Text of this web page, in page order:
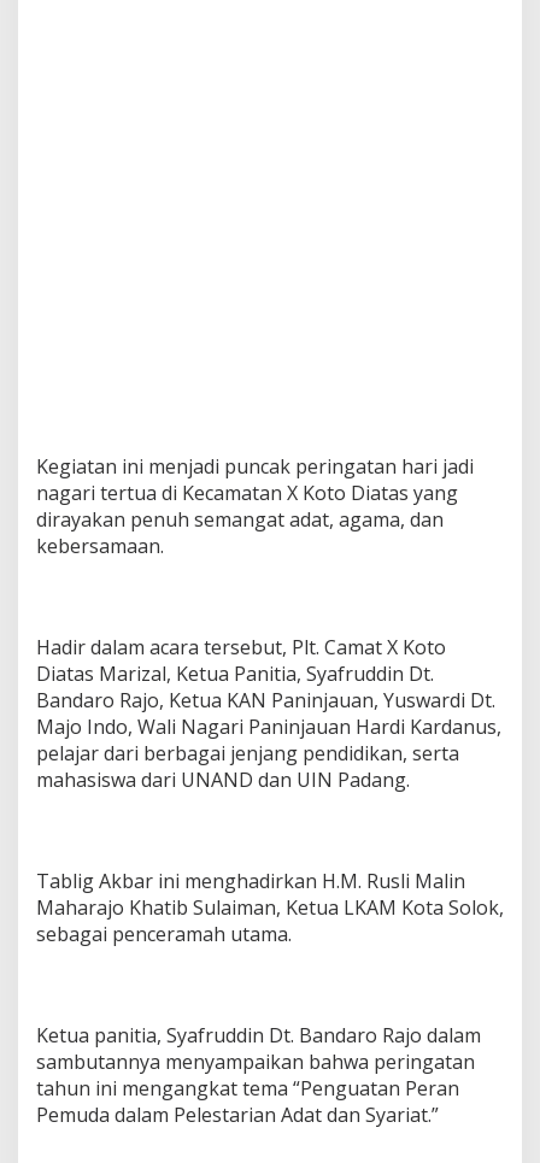
Kegiatan ini menjadi puncak peringatan hari jadi
nagari tertua di Kecamatan X Koto Diatas yang
dirayakan penuh semangat adat, agama, dan
kebersamaan.
Hadir dalam acara tersebut, Plt. Camat X Koto
Diatas Marizal, Ketua Panitia, Syafruddin Dt.
Bandaro Rajo, Ketua KAN Paninjauan, Yuswardi Dt.
Majo Indo, Wali Nagari Paninjauan Hardi Kardanus,
pelajar dari berbagai jenjang pendidikan, serta
mahasiswa dari UNAND dan UIN Padang.
Tablig Akbar ini menghadirkan H.M. Rusli Malin
Maharajo Khatib Sulaiman, Ketua LKAM Kota Solok,
sebagai penceramah utama.
Ketua panitia, Syafruddin Dt. Bandaro Rajo dalam
sambutannya menyampaikan bahwa peringatan
tahun ini mengangkat tema “Penguatan Peran
Pemuda dalam Pelestarian Adat dan Syariat.”